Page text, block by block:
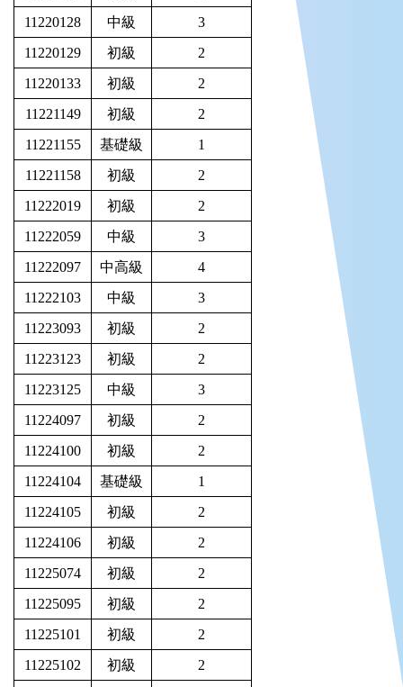
11220128
中級
3
11220129
初級
2
11220133
初級
2
11221149
初級
2
11221155
基礎級
1
11221158
初級
2
11222019
初級
2
11222059
中級
3
11222097
中高級
4
11222103
中級
3
11223093
初級
2
11223123
初級
2
11223125
中級
3
11224097
初級
2
11224100
初級
2
11224104
基礎級
1
11224105
初級
2
11224106
初級
2
11225074
初級
2
11225095
初級
2
11225101
初級
2
11225102
初級 2